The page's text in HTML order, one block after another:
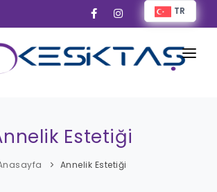
TR
Estetiği
Annelik Estetiği